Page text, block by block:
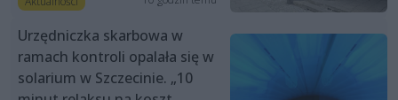
Urzędniczka skarbowa w
ramach kontroli opalała się w
solarium w Szczecinie. „10